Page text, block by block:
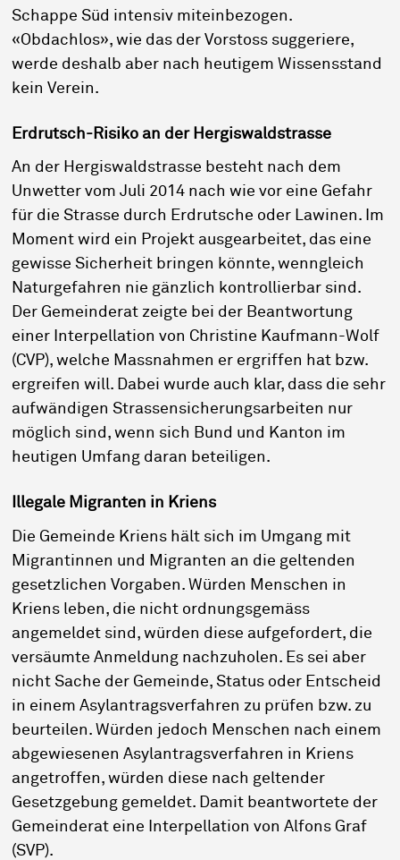
Schappe Süd intensiv miteinbezogen.
«Obdachlos», wie das der Vorstoss suggeriere,
werde deshalb aber nach heutigem Wissensstand
kein Verein.
Erdrutsch-Risiko an der Hergiswaldstrasse
An der Hergiswaldstrasse besteht nach dem
Unwetter vom Juli 2014 nach wie vor eine Gefahr
für die Strasse durch Erdrutsche oder Lawinen. Im
Moment wird ein Projekt ausgearbeitet, das eine
gewisse Sicherheit bringen könnte, wenngleich
Naturgefahren nie gänzlich kontrollierbar sind.
Der Gemeinderat zeigte bei der Beantwortung
einer Interpellation von Christine Kaufmann-Wolf
(CVP), welche Massnahmen er ergriffen hat bzw.
ergreifen will. Dabei wurde auch klar, dass die sehr
aufwändigen Strassensicherungsarbeiten nur
möglich sind, wenn sich Bund und Kanton im
heutigen Umfang daran beteiligen.
Illegale Migranten in Kriens
Die Gemeinde Kriens hält sich im Umgang mit
Migrantinnen und Migranten an die geltenden
gesetzlichen Vorgaben. Würden Menschen in
Kriens leben, die nicht ordnungsgemäss
angemeldet sind, würden diese aufgefordert, die
versäumte Anmeldung nachzuholen. Es sei aber
nicht Sache der Gemeinde, Status oder Entscheid
in einem Asylantragsverfahren zu prüfen bzw. zu
beurteilen. Würden jedoch Menschen nach einem
abgewiesenen Asylantragsverfahren in Kriens
angetroffen, würden diese nach geltender
Gesetzgebung gemeldet. Damit beantwortete der
Gemeinderat eine Interpellation von Alfons Graf
(SVP).